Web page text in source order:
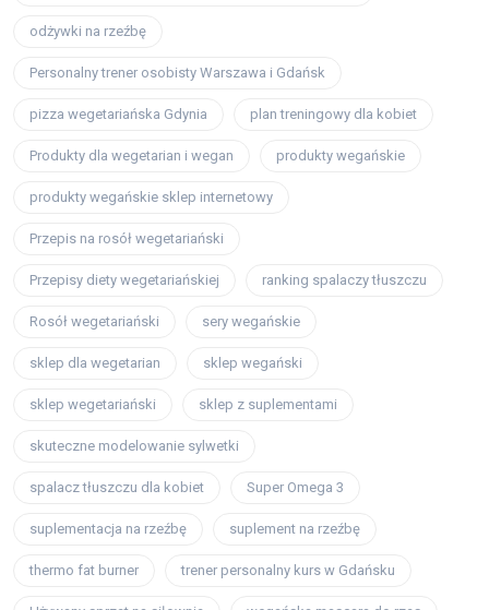
odżywki na rzeźbę
Personalny trener osobisty Warszawa i Gdańsk
pizza wegetariańska Gdynia plan treningowy dla kobiet
Produkty dla wegetarian i wegan produkty wegańskie
produkty wegańskie sklep internetowy
Przepis na rosół wegetariański
Przepisy diety wegetariańskiej ranking spalaczy tłuszczu
Rosół wegetariański sery wegańskie
sklep dla wegetarian sklep wegański
sklep wegetariański sklep z suplementami
skuteczne modelowanie sylwetki
spalacz tłuszczu dla kobiet Super Omega 3
suplementacja na rzeźbę suplement na rzeźbę
thermo fat burner trener personalny kurs w Gdańsku